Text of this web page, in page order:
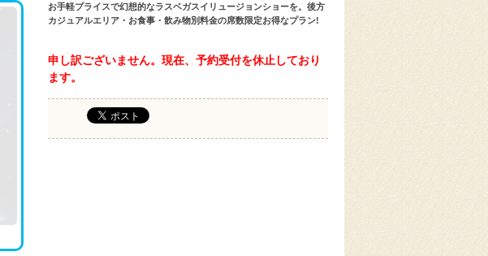
お手軽プライスで幻想的なラスベガスイリュージョンショーを。後方
カジュアルエリア・お食事・飲み物別料金の席数限定お得なプラン!
申し訳ございません。現在、予約受付を休止しており
ます。